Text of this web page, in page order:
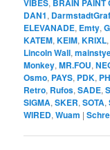
VIBES BRAIN PAINT
DAN1,
ELEVANADE, Emty,
KATEM,KEIM,KRIXL
Lincoln Wall,
Monkey,MR.FOU,
Osmo, PAYS, PDK,
Retro, Rufos,SADE,
SIGMA,SKER,SOTA,
WIRED,Wuam |